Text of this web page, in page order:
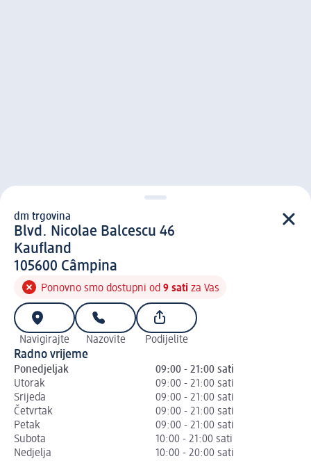
d m trgovina
dm trgovina
Blvd. Nicolae Balcescu 46
Kaufland
1 0 5 6 0 0
105600 Câmpina
Ponovno smo dostupni od 9 sati za Vas
Navigirajte Nazovite Podijelite
Radno vrijeme
Ponedjeljak
09:00 - 21:00 sati
Utorak
09:00 - 21:00 sati
Srijeda
09:00 - 21:00 sati
Četvrtak
09:00 - 21:00 sati
Petak
09:00 - 21:00 sati
Subota
10:00 - 21:00 sati
Nedjelja
10:00 - 20:00 sati